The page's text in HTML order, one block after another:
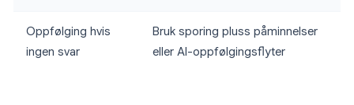
Oppfølging hvis
ingen svar
Bruk sporing pluss påminnelser
eller AI-oppfølgingsflyter